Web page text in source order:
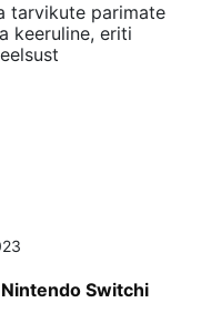
tarvikute parimate
keeruline, eriti
Switchi